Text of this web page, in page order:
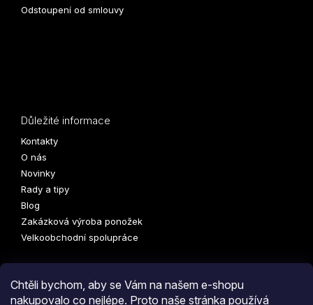
Chtěli bychom, aby se Vám na našem e-shopu
nakupovalo co nejlépe. Proto naše stránka používá
Odstoupení od smlouvy
Důležité informace
Kontakty
O nás
Novinky
Rady a tipy
Blog
Zakázková výroba ponožek
Velkoobchodní spolupráce